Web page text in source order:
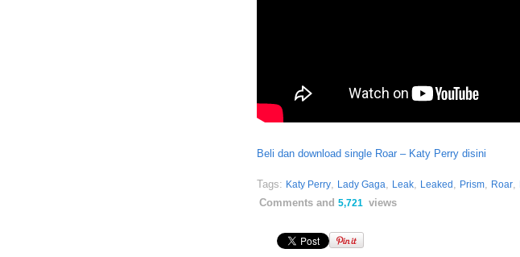
Beli dan download single Roar – Katy Perry disini
Tags: Katy Perry, Lady Gaga, Leak, Leaked , Prism, Roar,
Comments and 5,721 views